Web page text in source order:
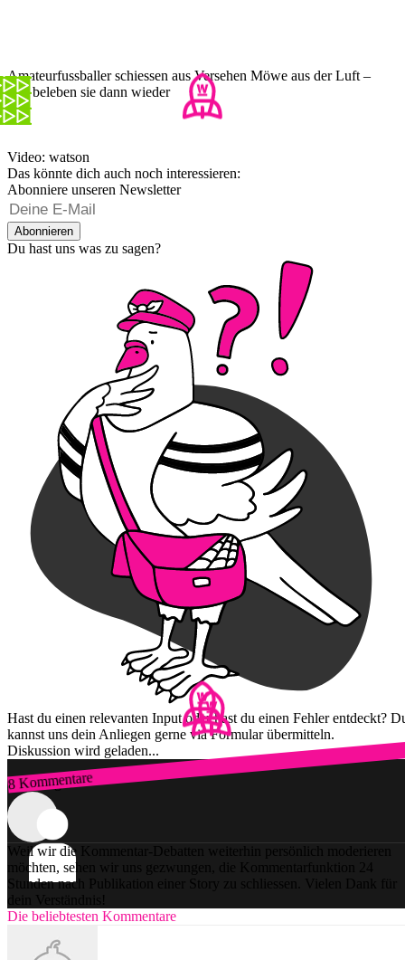
Amateurfussballer schiessen aus Versehen Möwe aus der Luft –
und beleben sie dann wieder
Video: watson
Das könnte dich auch noch interessieren:
Abonniere unseren Newsletter
Abonnieren
Du hast uns was zu sagen?
Hast du einen relevanten Input oder hast du einen Fehler entdeckt?
kannst uns dein Anliegen gerne via Formular übermitteln.
Diskussion wird geladen...
8 Kommentare
Zum Login
Weil wir die Kommentar-Debatten weiterhin persönlich moderieren
möchten, sehen wir uns gezwungen, die Kommentarfunktion 24
Stunden nach Publikation einer Story zu schliessen. Vielen Dank für
dein Verständnis!
Die beliebtesten Kommentare